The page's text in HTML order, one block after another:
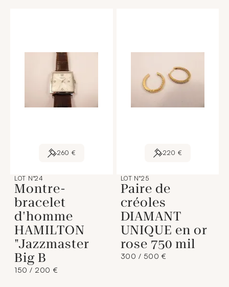
260 €
LOT N°24
Montre-
bracelet
d'homme
HAMILTON
"Jazzmaster
Big B
150 / 200 €
220 €
LOT N°25
Paire de
créoles
DIAMANT
UNIQUE en or
rose 750 mil
300 / 500 €